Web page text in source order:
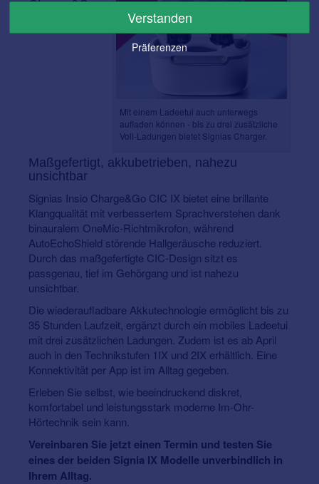
Mit einem Ladeetui auch unterwegs
aufladen können - bis zu drei zusätzliche
Voll-Ladungen bietet Signias Charger.
Charge&Go
Maßgefertigt, akkubetrieben, nahezu
unsichtbar
Signias Insio Charge&Go CIC IX bietet eine brillante
Klangqualität mit verbessertem Sprachverstehen dank
binauralem OneMic-Richtmikrofon, während
AutoEchoShield störende Hallgeräusche reduziert.
Durch das maßgefertigte CIC-Design sitzt es
passgenau, tief im Gehörgang und ist nahezu
unsichtbar.
Die wiederaufladbare Akkutechnologie ermöglicht bis zu
35 Stunden Laufzeit, ergänzt durch ein mobiles Ladeetui
mit drei zusätzlichen Ladungen. Zudem ist es ab April
auch in den Technikstufen 1IX und 2IX erhältlich. Eine
Konnektivität per App ist im Alltag gegeben.
Erleben Sie selbst, wie beeindruckend diskret,
komfortabel und leistungsstark moderne Im-Ohr-
Hörtechnik sein kann.
Vereinbaren Sie jetzt einen Termin und testen Sie
eines der beiden Signia IX Modelle unverbindlich in
Ihrem Alltag.
Verstanden
Präferenzen